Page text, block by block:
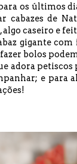
os últimos
de
algo caseiro e
gigante com
bolos
adora
e para